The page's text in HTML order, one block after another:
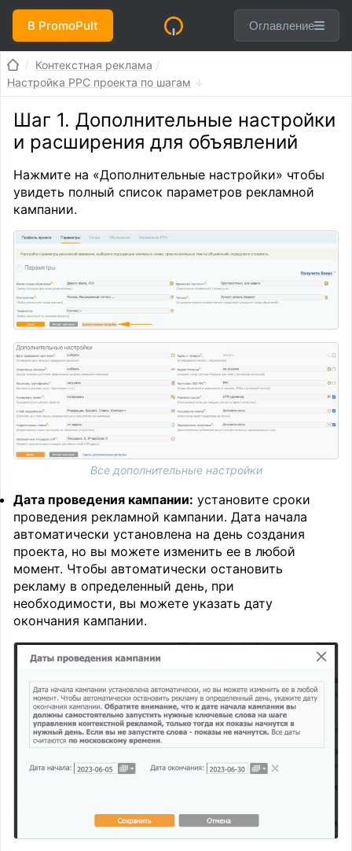
В PromoPult Оглавление
Контекстная реклама
Настройка PPC проекта по шагам
Шаг 1. Дополнительные настройки
и расширения для объявлений
Нажмите на «Дополнительные настройки» чтобы
увидеть полный список параметров рекламной
кампании.
Все дополнительные настройки
Дата проведения кампании: установите сроки
проведения рекламной кампании. Дата начала
автоматически установлена на день создания
проекта, но вы можете изменить ее в любой
момент. Чтобы автоматически остановить
рекламу в определенный день, при
необходимости, вы можете указать дату
окончания кампании.